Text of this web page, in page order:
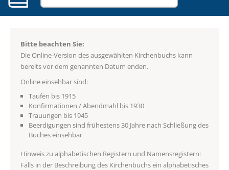
Bitte beachten Sie:
Die Online-Version des ausgewählten Kirchenbuchs kann
bereits vor dem genannten Datum enden.
Online einsehbar sind:
Taufen bis 1915
Konfirmationen / Abendmahl bis 1930
Trauungen bis 1945
Beerdigungen sind frühestens 30 Jahre nach Schließung des
Buches einsehbar
Hinweis zu alphabetischen Registern und Namensregistern:
Falls in der Beschreibung des Kirchenbuchs ein alphabetisches